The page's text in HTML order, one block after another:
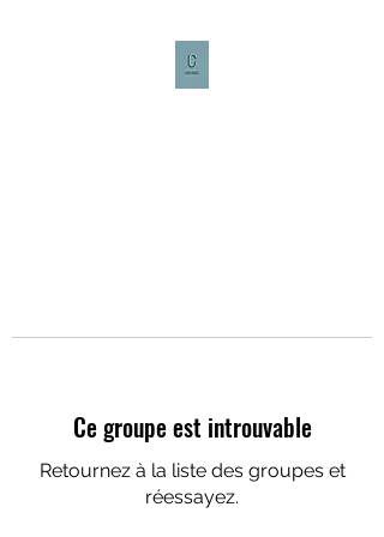
Ce groupe est introuvable
Retournez à la liste des groupes et
réessayez.